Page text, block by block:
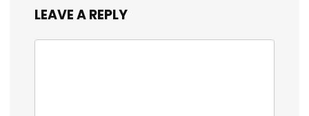
LEAVE A REPLY